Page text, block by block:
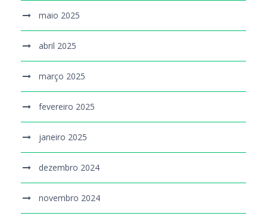
maio 2025
abril 2025
março 2025
fevereiro 2025
janeiro 2025
dezembro 2024
novembro 2024